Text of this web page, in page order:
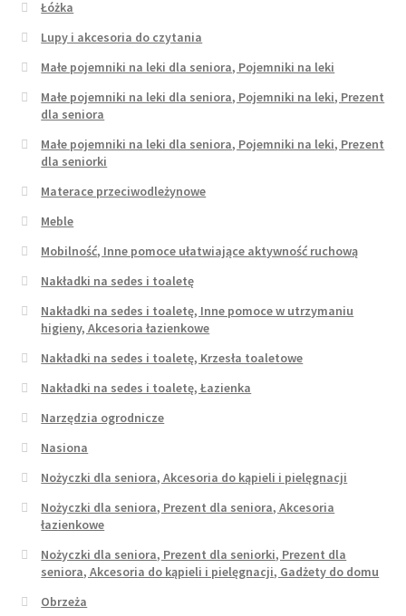
Łóżka
Lupy i akcesoria do czytania
Małe pojemniki na leki dla seniora, Pojemniki na leki
Małe pojemniki na leki dla seniora, Pojemniki na leki, Prezent
dla seniora
Małe pojemniki na leki dla seniora, Pojemniki na leki, Prezent
dla seniorki
Materace przeciwodleżynowe
Meble
Mobilność, Inne pomoce ułatwiające aktywność ruchową
Nakładki na sedes i toaletę
Nakładki na sedes i toaletę, Inne pomoce w utrzymaniu
higieny, Akcesoria łazienkowe
Nakładki na sedes i toaletę, Krzesła toaletowe
Nakładki na sedes i toaletę, Łazienka
Narzędzia ogrodnicze
Nasiona
Nożyczki dla seniora, Akcesoria do kąpieli i pielęgnacji
Nożyczki dla seniora, Prezent dla seniora, Akcesoria
łazienkowe
Nożyczki dla seniora, Prezent dla seniorki, Prezent dla
seniora, Akcesoria do kąpieli i pielęgnacji, Gadżety do domu
Obrzeża